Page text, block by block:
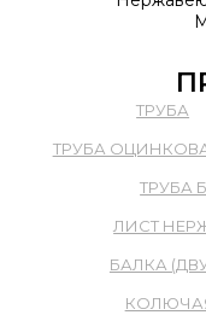
ТРУБА
ТРУБА
ТРУБА
ЛИСТ
БАЛКА